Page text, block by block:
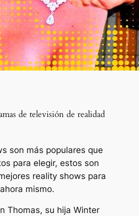
de televisión de realidad
son más populares que
para elegir, estos son
reality shows para
mismo.
Thomas, su hija Winter